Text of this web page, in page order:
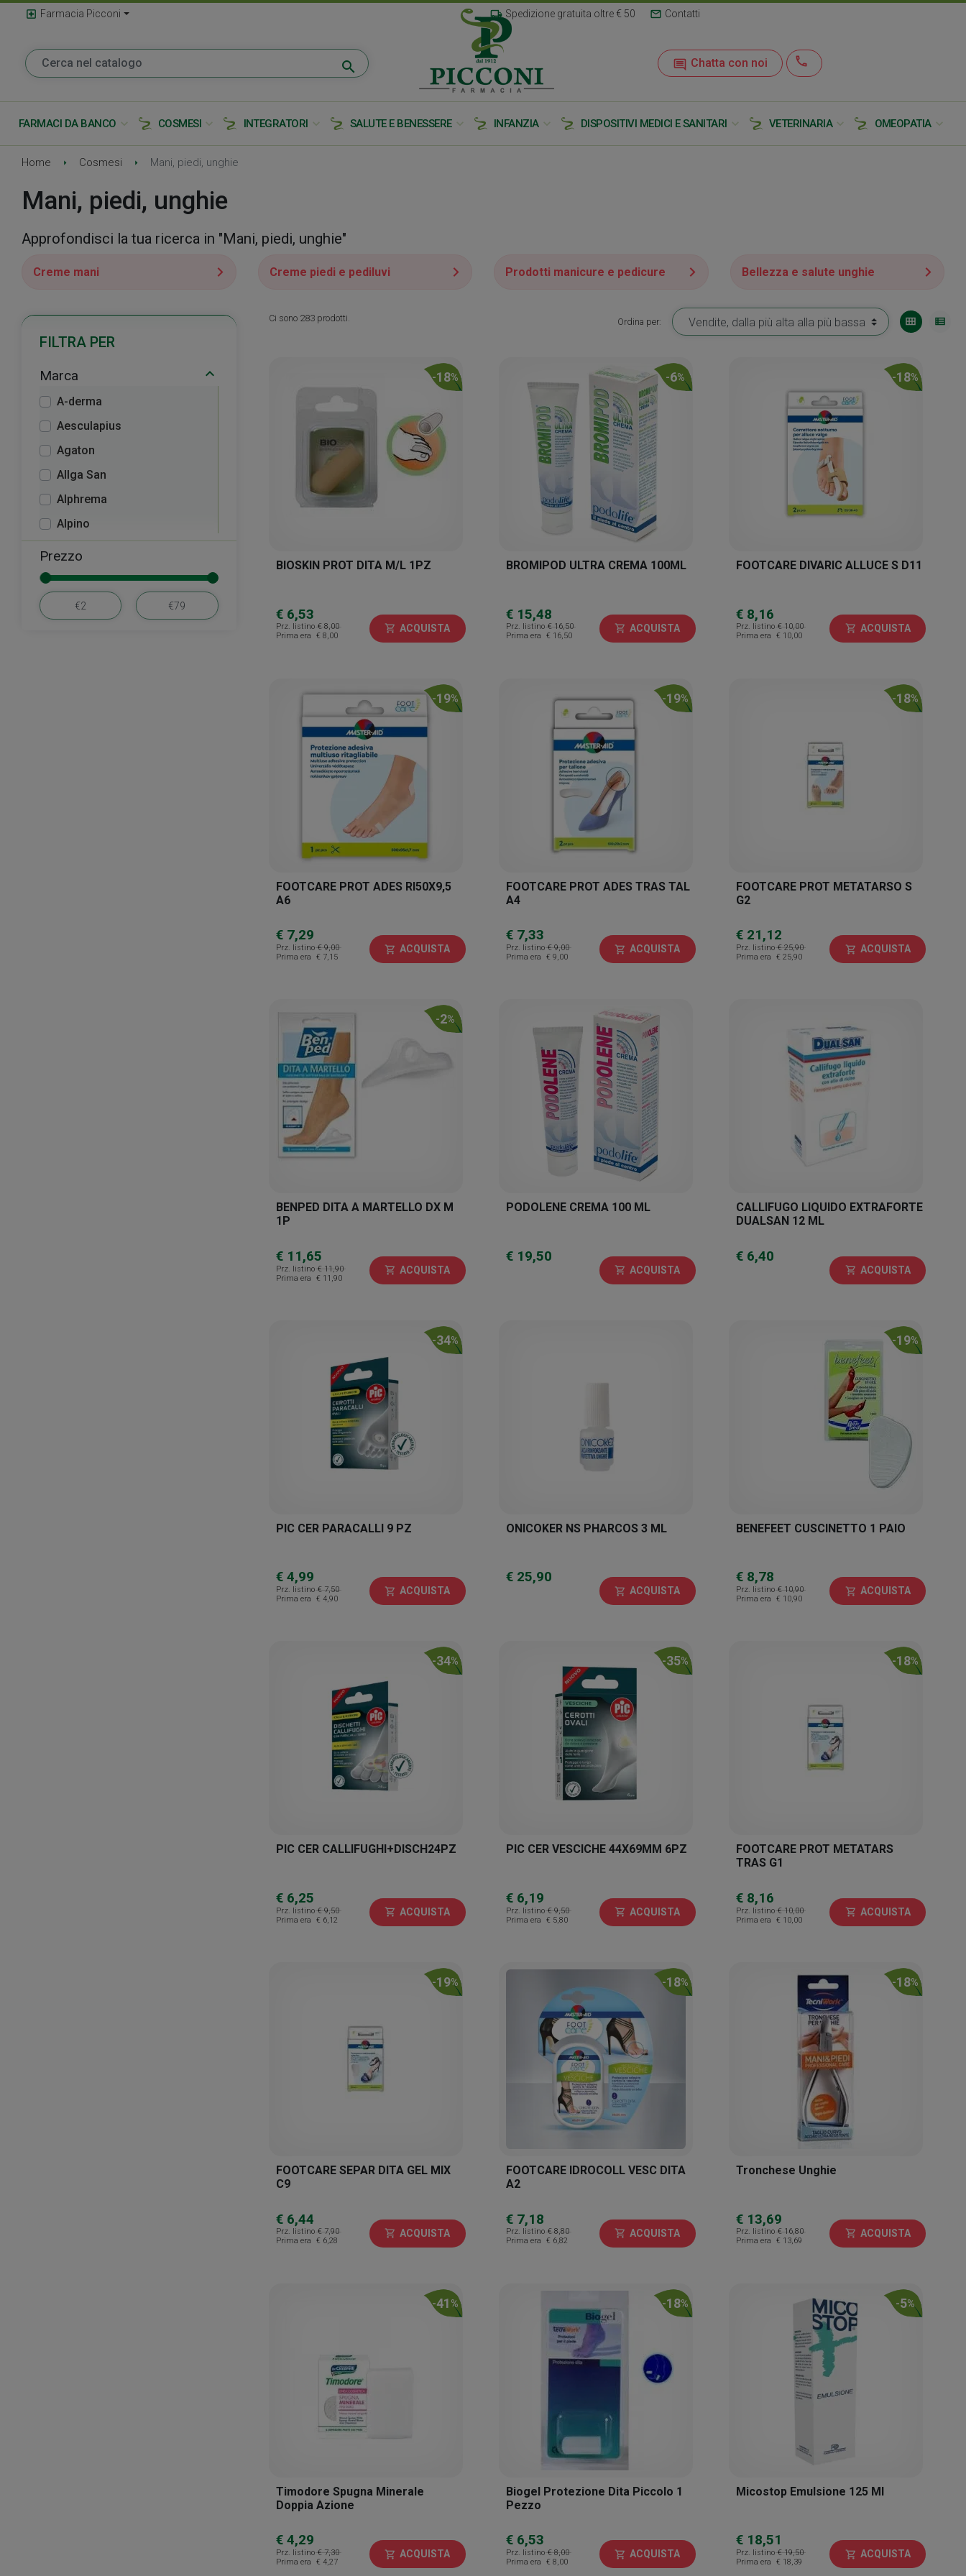
local_hospital Farmacia Picconi local_shipping Spedizione gratuita oltre € 50 mail Contatti
search insert_comment Chatta con noi call
FARMACI DA BANCO expand_more COSMESI expand_more INTEGRATORI expand_more SALUTE E BENESSERE expand_more INFANZIA expand_more DISPOSITIVI MEDICI E SANITARI expand_more VETERINARIA expand_more OMEOPATIA expand_more
Home Cosmesi Mani, piedi, unghie
Mani, piedi, unghie
Approfondisci la tua ricerca in "Mani, piedi, unghie"
Creme mani Creme piedi e pediluvi Prodotti manicure e pedicure Bellezza e salute unghie
FILTRA PER
Marca
A-derma
Aesculapius
Agaton
Allga San
Alphrema
Alpino
Bionike
Bioseven
Bioskin
Prezzo
Ci sono 283 prodotti. Ordina per: view_module view_list
-18%
BIOSKIN PROT DITA M/L 1PZ
€ 6,53
Prz. listino € 8,00
Prima era
€ 8,00
shopping_cart ACQUISTA
-6%
BROMIPOD ULTRA CREMA 100ML
€ 15,48
Prz. listino € 16,50
Prima era
€ 16,50
shopping_cart ACQUISTA
-18%
FOOTCARE DIVARIC ALLUCE S D11
€ 8,16
Prz. listino € 10,00
Prima era
€ 10,00
shopping_cart ACQUISTA
-19%
FOOTCARE PROT ADES RI50X9,5
A6
€ 7,29
Prz. listino € 9,00
Prima era
€ 7,15
shopping_cart ACQUISTA
-19%
FOOTCARE PROT ADES TRAS TAL
A4
€ 7,33
Prz. listino € 9,00
Prima era
€ 9,00
shopping_cart ACQUISTA
-18%
FOOTCARE PROT METATARSO S
G2
€ 21,12
Prz. listino € 25,90
Prima era
€ 25,90
shopping_cart ACQUISTA
-2%
BENPED DITA A MARTELLO DX M
1P
€ 11,65
Prz. listino € 11,90
Prima era
€ 11,90
shopping_cart ACQUISTA
PODOLENE CREMA 100 ML
€ 19,50
shopping_cart ACQUISTA
CALLIFUGO LIQUIDO EXTRAFORTE
DUALSAN 12 ML
€ 6,40
shopping_cart ACQUISTA
-34%
PIC CER PARACALLI 9 PZ
€ 4,99
Prz. listino € 7,50
Prima era
€ 4,90
shopping_cart ACQUISTA
ONICOKER NS PHARCOS 3 ML
€ 25,90
shopping_cart ACQUISTA
-19%
BENEFEET CUSCINETTO 1 PAIO
€ 8,78
Prz. listino € 10,90
Prima era
€ 10,90
shopping_cart ACQUISTA
-34%
PIC CER CALLIFUGHI+DISCH24PZ
€ 6,25
Prz. listino € 9,50
Prima era
€ 6,12
shopping_cart ACQUISTA
-35%
PIC CER VESCICHE 44X69MM 6PZ
€ 6,19
Prz. listino € 9,50
Prima era
€ 5,80
shopping_cart ACQUISTA
-18%
FOOTCARE PROT METATARS
TRAS G1
€ 8,16
Prz. listino € 10,00
Prima era
€ 10,00
shopping_cart ACQUISTA
-19%
FOOTCARE SEPAR DITA GEL MIX
C9
€ 6,44
Prz. listino € 7,90
Prima era
€ 6,28
shopping_cart ACQUISTA
-18%
FOOTCARE IDROCOLL VESC DITA
A2
€ 7,18
Prz. listino € 8,80
Prima era
€ 6,82
shopping_cart ACQUISTA
-18%
Tronchese Unghie
€ 13,69
Prz. listino € 16,80
Prima era
€ 13,69
shopping_cart ACQUISTA
-41 %
Timodore Spugna Minerale
Doppia Azione
€ 4,29
Prz. listino € 7,30
Prima era
€ 4,27
shopping_cart ACQUISTA
-18%
Biogel Protezione Dita Piccolo 1
Pezzo
€ 6,53
Prz. listino € 8,00
Prima era
€ 8,00
shopping_cart ACQUISTA
-5%
Micostop Emulsione 125 Ml
€ 18,51
Prz. listino € 19,50
Prima era
€ 18,39
shopping_cart ACQUISTA